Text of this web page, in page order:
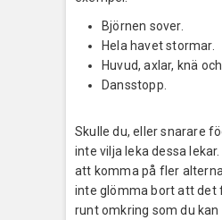
Björnen sover.
Hela havet stormar.
Huvud, axlar, knä och
Dansstopp.
Skulle du, eller snarare
inte vilja leka dessa
att komma på fler
inte glömma bort att det
runt omkring som du